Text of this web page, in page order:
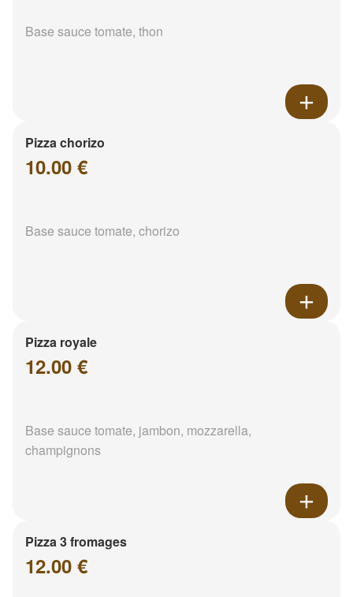
Base sauce tomate, thon
Pizza chorizo
10.00 €
Base sauce tomate, chorizo
Pizza royale
12.00 €
Base sauce tomate, jambon, mozzarella,
champignons
Pizza 3 fromages
12.00 €